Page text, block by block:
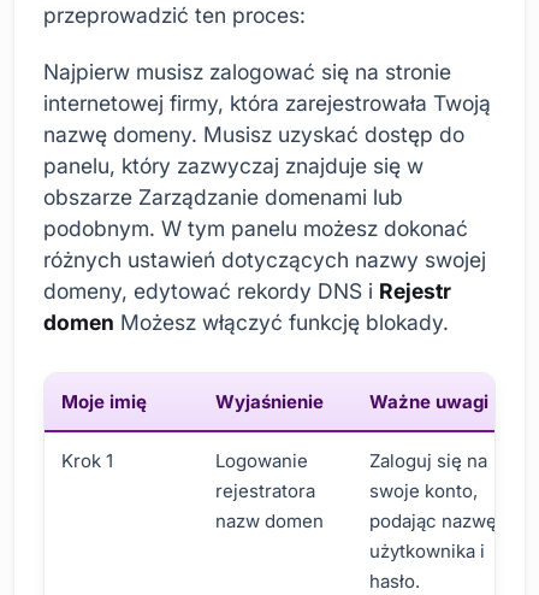
przeprowadzić ten proces:
Najpierw musisz zalogować się na stronie
internetowej firmy, która zarejestrowała Twoją
nazwę domeny. Musisz uzyskać dostęp do
panelu, który zazwyczaj znajduje się w
obszarze Zarządzanie domenami lub
podobnym. W tym panelu możesz dokonać
różnych ustawień dotyczących nazwy swojej
domeny, edytować rekordy DNS i Rejestr
domen Możesz włączyć funkcję blokady.
Moje imię Wyjaśnienie Ważne uwagi
Krok 1
Logowanie
rejestratora
nazw domen
Zaloguj się na
swoje konto,
podając nazwę
użytkownika i
hasło.